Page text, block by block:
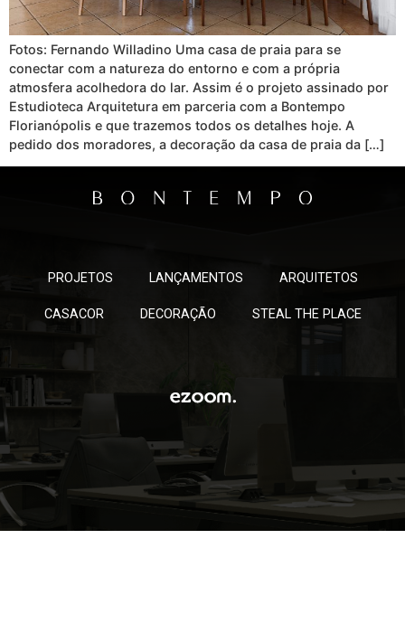
Fotos: Fernando Willadino Uma casa de praia para se
conectar com a natureza do entorno e com a própria
atmosfera acolhedora do lar. Assim é o projeto assinado por
Estudioteca Arquitetura em parceria com a Bontempo
Florianópolis e que trazemos todos os detalhes hoje. A
pedido dos moradores, a decoração da casa de praia da […]
PROJETOS LANÇAMENTOS ARQUITETOS
CASACOR DECORAÇÃO STEAL THE PLACE